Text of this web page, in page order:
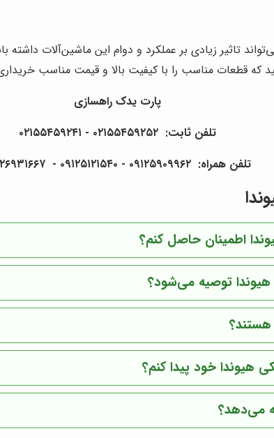
تاثیر زیادی بر عملکرد و دوام این ماشین‌آلات داشته
که قطعات مناسب را با کیفیت بالا و قیمت مناسب
پارت یدک راهسازی
تلفن ثابت: ۰۲۱۵۵۴۵۹۲۵۲ - ۰۲۱۵۵۴۵۹۲۴۱
تلفن همراه: ۰۹۱۲۵۹۰۹۹۶۲ - ۰۹۱۲۵۱۲۱۵۴۰‌‌‌ - ۰۹۱۲۶۹۳۱۶۶۷
اطمینان حاصل کنم؟
هیوندا توصیه می‌شود؟
هستند؟
هیوندا خود پیدا کنم؟
می‌دهد؟